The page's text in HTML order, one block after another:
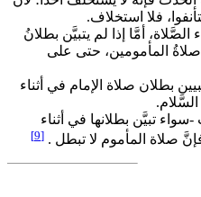
فلا استخلاف.
أمَّا إذا لم يتبيَّن بطلانُ
صلاةُ المأمومين، حتى على
بطلان صلاة الإمام في أثناء
تبيَّن بطلانها في أثناء
فإنَّ صلاة المأموم لا تبطل . [9]